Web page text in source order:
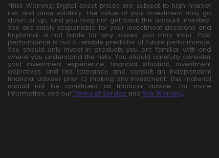
*Risk Warning: Digital asset prices are subject to high market
risk and price volatility. The value of your investment may go
down or up, and you may not get back the amount invested.
You are solely responsible for your investment decisions and
Kriptomat is not liable for any losses you may incur. Past
performance is not a reliable predictor of future performance.
You should only invest in products you are familiar with and
where you understand the risks. You should carefully consider
your investment experience, financial situation, investment
objectives and risk tolerance and consult an independent
financial adviser prior to making any investment. This material
should not be construed as financial advice. For more
information, see our Terms of Service and Risk Warning.